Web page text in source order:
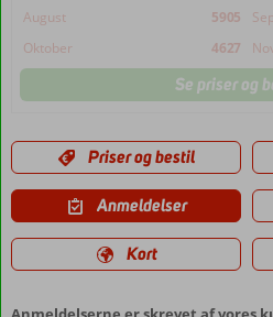
August 5905
Oktober
4627
Se priser og
Priser og bestil
Anmeldelser
Kort